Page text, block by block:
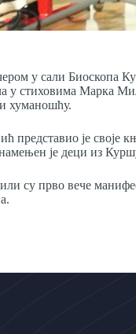
у сали Биоскопа
у стиховима Марка
хуманошћу.
представио је своје
је деци из
су прво вече